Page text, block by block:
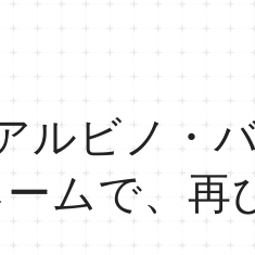
ルビノ・
ムで、再